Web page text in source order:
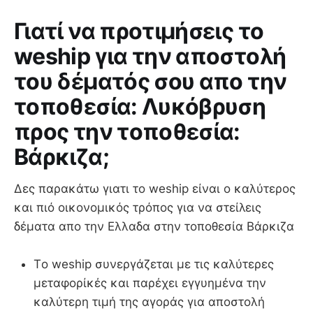
Γιατί να προτιμήσεις το
weship για την αποστολή
του δέματός σου απο την
τοποθεσία: Λυκόβρυση
προς την τοποθεσία:
Βάρκιζα;
Δες παρακάτω γιατι το weship είναι ο καλύτερος
και πιό οικονομικός τρόπος για να στείλεις
δέματα απο την Ελλαδα στην τοποθεσία Βάρκιζα
Τo weship συνεργάζεται με τις καλύτερες
μεταφορίκές και παρέχει εγγυημένα την
καλύτερη τιμή της αγοράς για αποστολή